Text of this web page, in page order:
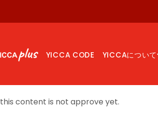
YICCA CODE YICCAについて
this content is not approve yet.